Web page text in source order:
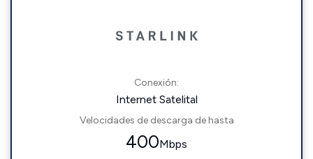
Conexión:
Internet Satelital
Velocidades de descarga de hasta
400Mbps